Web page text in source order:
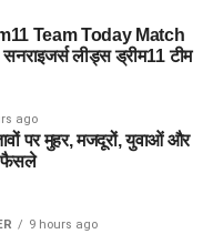
Team Today Match
लीड्स ड्रीम11 टीम
ago
पर मुहर, मजदूरों, युवाओं और
फैसले
9 hours ago